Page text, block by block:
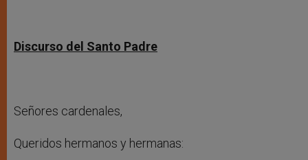
Discurso del Santo Padre
Señores cardenales,
Queridos hermanos y hermanas: